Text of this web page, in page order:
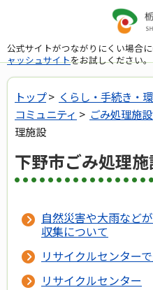
公式サイトがつながりにくい場合
ャッシュサイトをお試しください。
トップ> くらし・手続き・
コミュニティ > ごみ処理施
理施設
下野市ごみ処理
自然災害や大雨など
収集について
リサイクルセンター
リサイクルセンター